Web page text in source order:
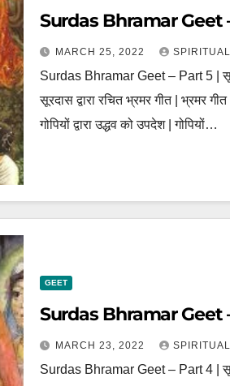
Surdas Bhramar Geet
MARCH 25, 2022
Surdas Bhramar Geet – Part 5 |
सूरदास द्वारा रचित भ्रमर गीत | भ्रमर
गोपियों द्वारा उद्धव को उपदेश | गोपियों…
GEET
Surdas Bhramar Geet
MARCH 23, 2022
Surdas Bhramar Geet – Part 4 |